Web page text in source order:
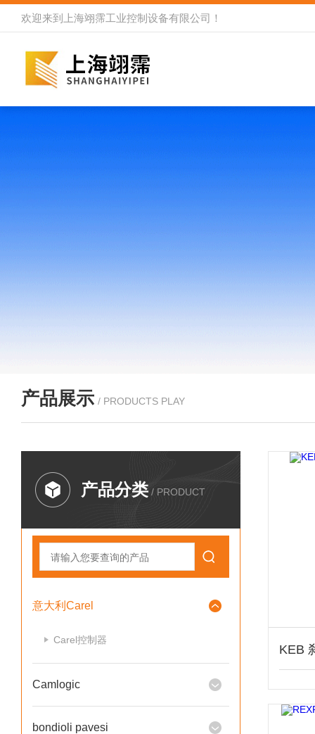
欢迎来到 上海翊霈工业控制设备有限公司 ！
产品展示 / PRODUCTS PLAY
产品分类 / PRODUCT
意大利Carel
Carel控制器
Camlogic
bondioli pavesi